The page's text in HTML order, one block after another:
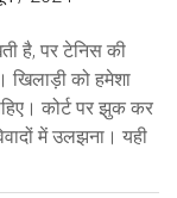
है, पर टेनिस की
खिलाड़ी को हमेशा
कोर्ट पर झुक कर
में उलझना। यही